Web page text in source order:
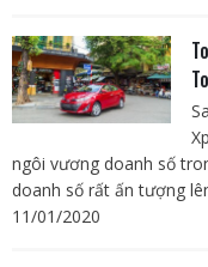
ngôi vương doanh số
doanh số rất ấn tượng
11/01/2020